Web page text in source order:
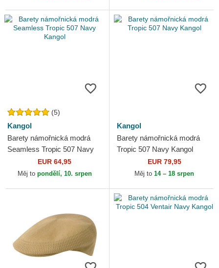
(5)
Kangol
Barety námořnická modrá
Seamless Tropic 507 Navy
EUR 64,95
Měj to pondělí, 10. srpen
Kangol
Barety námořnická modrá
Tropic 507 Navy Kangol
EUR 79,95
Měj to 14 – 18 srpen